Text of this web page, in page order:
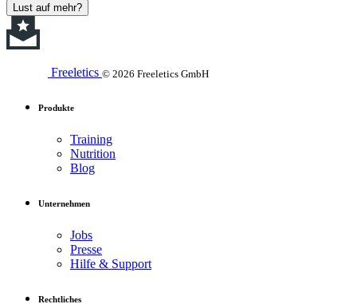
Lust auf mehr?
Freeletics © 2026 Freeletics GmbH
Produkte
Training
Nutrition
Blog
Unternehmen
Jobs
Presse
Hilfe & Support
Rechtliches